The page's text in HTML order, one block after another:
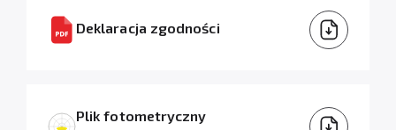
Deklaracja zgodności
Plik fotometryczny